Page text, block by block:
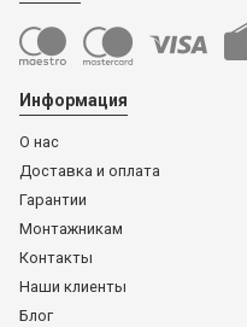
Информация
О нас
Доставка и оплата
Гарантии
Монтажникам
Контакты
Наши клиенты
Блог